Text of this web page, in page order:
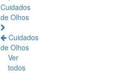
Cuidados
de Olhos
Cuidados
de Olhos
Ver
todos